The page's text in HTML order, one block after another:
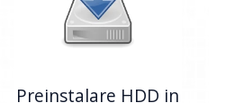
Preinstalare HDD in